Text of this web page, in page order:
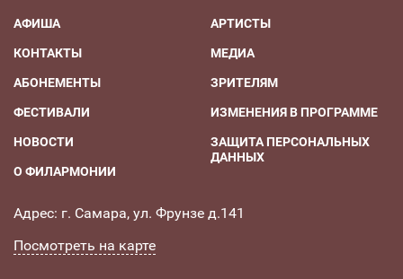
АФИША
КОНТАКТЫ
АБОНЕМЕНТЫ
ФЕСТИВАЛИ
НОВОСТИ
О ФИЛАРМОНИИ
АРТИСТЫ
МЕДИА
ЗРИТЕЛЯМ
ИЗМЕНЕНИЯ В ПРОГРАММЕ
ЗАЩИТА ПЕРСОНАЛЬНЫХ
ДАННЫХ
Адрес: г. Самара, ул. Фрунзе д.141
Посмотреть на карте